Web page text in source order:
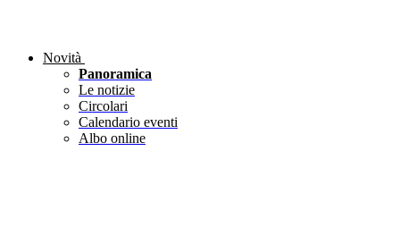
Novità
Panoramica
Le notizie
Circolari
Calendario eventi
Albo online